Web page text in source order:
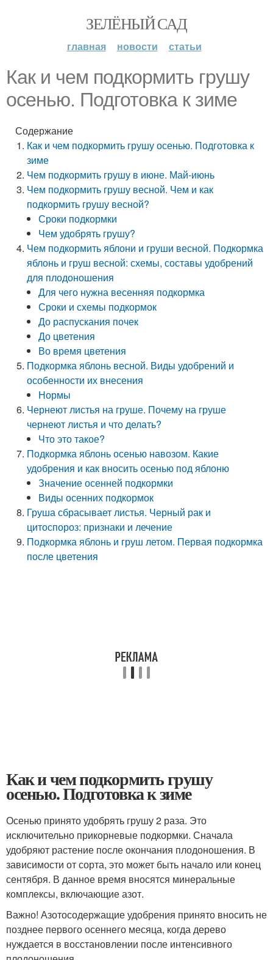
ЗЕЛЁНЫЙ САД
главная новости статьи
Как и чем подкормить грушу
осенью. Подготовка к зиме
Содержание
Как и чем подкормить грушу осенью. Подготовка к
зиме
Чем подкормить грушу в июне. Май-июнь
Чем подкормить грушу весной. Чем и как
подкормить грушу весной?
Сроки подкормки
Чем удобрять грушу?
Чем подкормить яблони и груши весной. Подкормка
яблонь и груш весной: схемы, составы удобрений
для плодоношения
Для чего нужна весенняя подкормка
Сроки и схемы подкормок
До распускания почек
До цветения
Во время цветения
Подкормка яблонь весной. Виды удобрений и
особенности их внесения
Нормы
Чернеют листья на груше. Почему на груше
чернеют листья и что делать?
Что это такое?
Подкормка яблонь осенью навозом. Какие
удобрения и как вносить осенью под яблоню
Значение осенней подкормки
Виды осенних подкормок
Груша сбрасывает листья. Черный рак и
цитоспороз: признаки и лечение
Подкормка яблонь и груш летом. Первая подкормка
после цветения
Как и чем подкормить грушу
осенью. Подготовка к зиме
Осенью принято удобрять грушу 2 раза. Это
исключительно прикорневые подкормки. Сначала
удобряют растение после окончания плодоношения. В
зависимости от сорта, это может быть начало или конец
сентября. В данное время вносятся минеральные
комплексы, включающие азот.
Важно! Азотосодержащие удобрения принято вносить не
позднее первого осеннего месяца, когда дерево
нуждается в восстановлении после интенсивного